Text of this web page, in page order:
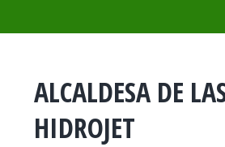
ALCALDESA DE
HIDROJET